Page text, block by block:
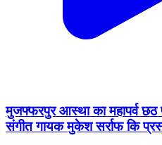
मुजफ्फरपुर आस्था का महापर्व छठ
संगीत गायक मुकेश सर्राफ कि